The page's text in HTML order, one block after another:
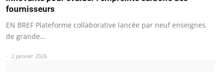
fournisseurs
EN BREF Plateforme collaborative lancée par neuf enseignes
de grande…
2 janvier 2026